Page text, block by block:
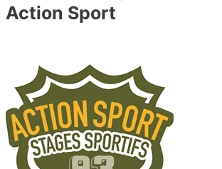
Action Sport